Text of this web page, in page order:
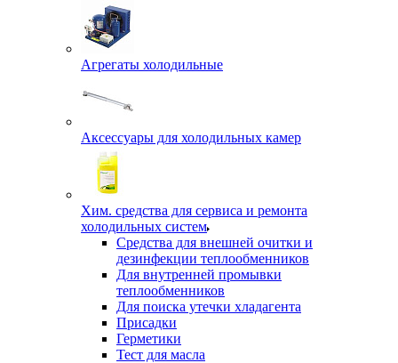
Агрегаты холодильные
Аксессуары для холодильных камер
Хим. средства для сервиса и ремонта
холодильных систем
Средства для внешней очитки и
дезинфекции теплообменников
Для внутренней промывки
теплообменников
Для поиска утечки хладагента
Присадки
Герметики
Тест для масла